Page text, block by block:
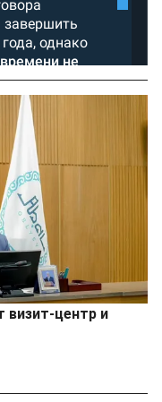
визит-центр и